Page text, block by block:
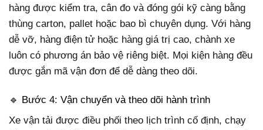
hàng được kiểm tra, cân đo và đóng gói kỹ càng bằng
thùng carton, pallet hoặc bao bì chuyên dụng. Với hàng
dễ vỡ, hàng điện tử hoặc hàng giá trị cao, chành xe
luôn có phương án bảo vệ riêng biệt. Mọi kiện hàng đều
được gắn mã vận đơn để dễ dàng theo dõi.
🔹 Bước 4: Vận chuyển và theo dõi hành trình
Xe vận tải được điều phối theo lịch trình cố định, chạy